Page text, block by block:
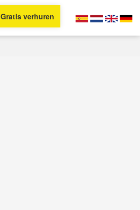
Gratis verhuren